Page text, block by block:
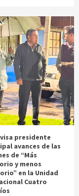
presidente
avances de las
de “Más
y menos
en la Unidad
Cuatro